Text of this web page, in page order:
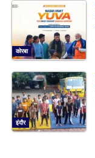
कोरबा
इंदौर